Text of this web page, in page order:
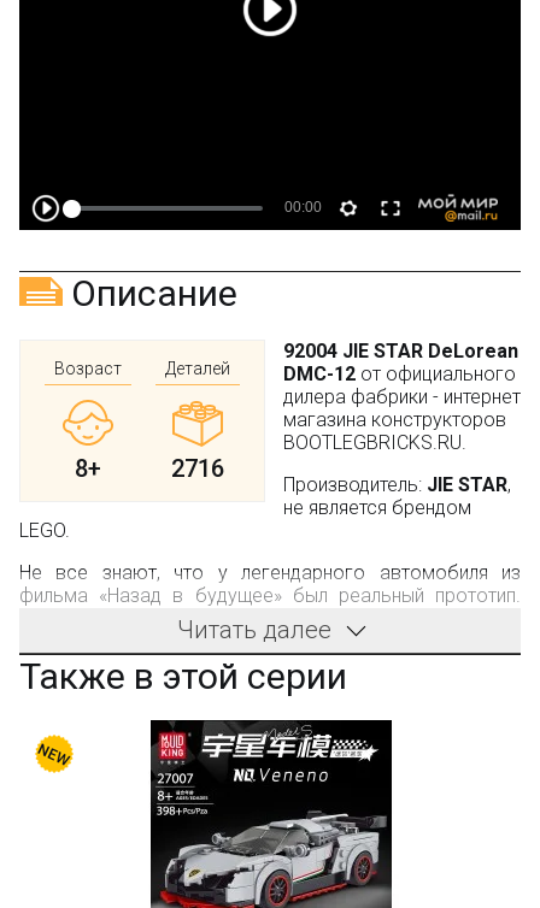
Описание
Возраст
8+
Деталей
2716
92004 JIE STAR DeLorean
DMC-12 от официального
дилера фабрики - интернет
магазина конструкторов
BOOTLEGBRICKS.RU.
Производитель: JIE STAR,
не является брендом
LEGO.
Не все знают, что у легендарного автомобиля из
фильма «Назад в будущее» был реальный прототип.
Более того, планируемая к выпуску турбоверсия DMC-
12 вполне могла превратиться в тот самый яркий и
быстрый «Делориан», который обещали покупателям
машины в начале производства новинки. На деле
упомянутом блокбастере. Как бы там ни было, а у
поклонников фильма и конструирования есть еще один
шанс завладеть игрушечной моделью благодаря
92004JIE
Собранная из кубиков легендарная игрушка:
практически полностью воссоздает красивый
Читать далее
Также в этой серии